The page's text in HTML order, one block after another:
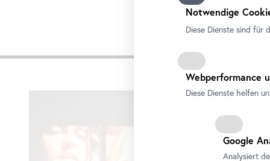
Datenschutzbeauftragten
Notwendige
Diese Dienste sind für
Webperformance
Diese Dienste helfen
Google
Analysiert